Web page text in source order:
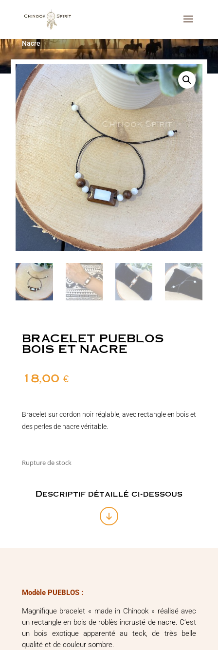
Bijoux
Nacre
BRACELET PUEBLOS
BOIS ET NACRE
18,00 €
Bracelet sur cordon noir réglable, avec rectangle en bois et
des perles de nacre véritable.
Rupture de stock
Descriptif détaillé ci-dessous
Modèle PUEBLOS :
Magnifique bracelet « made in Chinook » réalisé avec
un rectangle en bois de roblès incrusté de nacre. C’est
un bois exotique apparenté au teck, de très belle
qualité et de couleur sombre.